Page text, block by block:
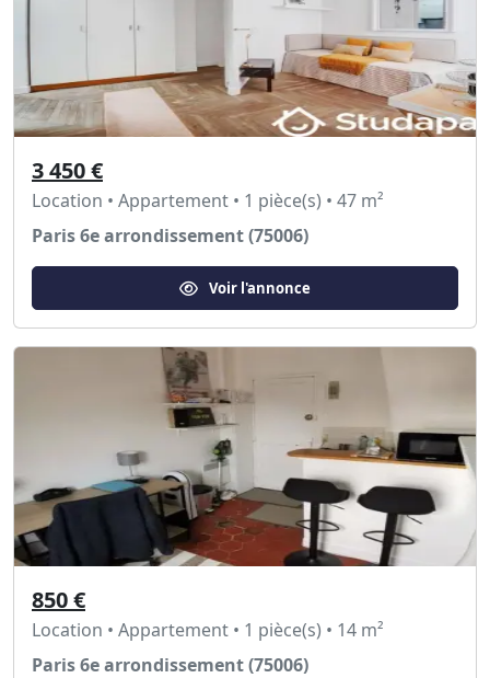
3 450 €
Location • Appartement • 1 pièce(s) • 47 m²
Paris 6e arrondissement (75006)
Voir l'annonce
850 €
Location • Appartement • 1 pièce(s) • 14 m²
Paris 6e arrondissement (75006)